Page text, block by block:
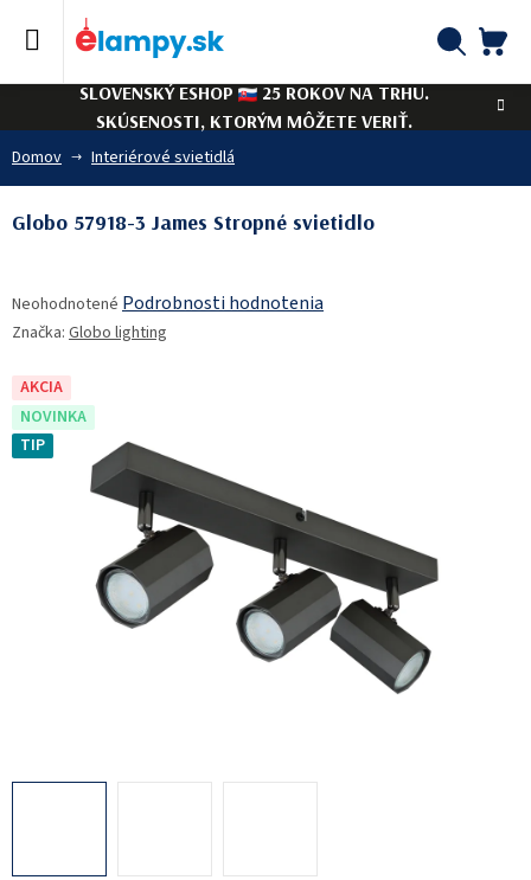
SLOVENSKÝ ESHOP
25 ROKOV NA TRHU.
SKÚSENOSTI, KTORÝM MÔŽETE VERIŤ.
Domov Interiérové svietidlá
Globo 57918-3 James Stropné svietidlo
hodnotenie
produktu
0,0
z
5
hviezdičiek.
Neohodnotené Podrobnosti hodnotenia
Značka: Globo lighting
AKCIA
NOVINKA
TIP